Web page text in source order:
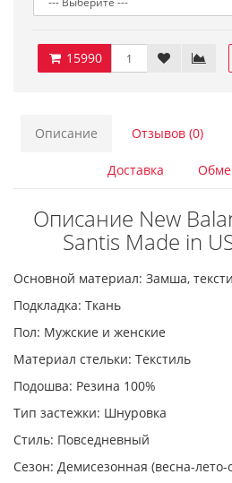
15990
Описание Отзывов (0)
Доставка
Описание New
Santis Made in
Основной материал: Замша,
Подкладка: Ткань
Пол: Мужские и женские
Материал стельки: Текстиль
Подошва: Резина 100%
Тип застежки: Шнуровка
Стиль: Повседневный
Сезон: Демисезонная (весна-лето-